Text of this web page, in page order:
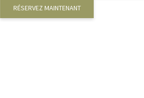
RÉSERVEZ MAINTENANT